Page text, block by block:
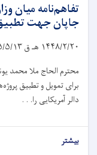
تفاهم‌نامه میان
جاپان جهت
۱۴۴۸/۲/۲۰ هـ ق
محترم الحاج ملا محمد
برای تمویل و تطبیق
دالر آمریکایی را. . .
بیشتر